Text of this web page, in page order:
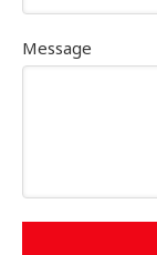
Message